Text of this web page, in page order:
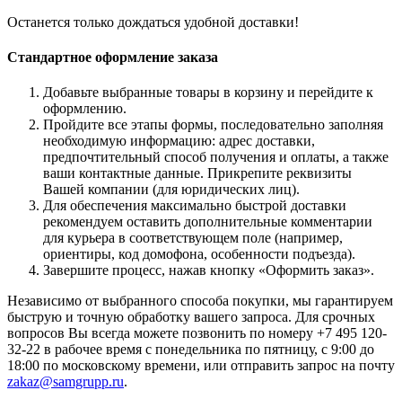
Останется только дождаться удобной доставки!
Стандартное оформление заказа
Добавьте выбранные товары в корзину и перейдите к
оформлению.
Пройдите все этапы формы, последовательно заполняя
необходимую информацию: адрес доставки,
предпочтительный способ получения и оплаты, а также
ваши контактные данные. Прикрепите реквизиты
Вашей компании (для юридических лиц).
Для обеспечения максимально быстрой доставки
рекомендуем оставить дополнительные комментарии
для курьера в соответствующем поле (например,
ориентиры, код домофона, особенности подъезда).
Завершите процесс, нажав кнопку «Оформить заказ».
Независимо от выбранного способа покупки, мы гарантируем
быструю и точную обработку вашего запроса. Для срочных
вопросов Вы всегда можете позвонить по номеру +7 495 120-
32-22 в рабочее время с понедельника по пятницу, с 9:00 до
18:00 по московскому времени, или отправить запрос на почту
zakaz@samgrupp.ru.